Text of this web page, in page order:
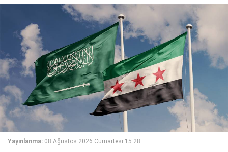
Yayınlanma: 08 Ağustos 2026 Cumartesi 15:28